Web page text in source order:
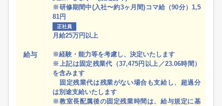
給与
※研修期間中(入社〜約3ヶ月間)コマ給（90分）1,5
81円
正社員
月給25万円以上
※経験・能力等を考慮し、決定いたします
※上記は固定残業代（37,475円以上／23.06時間）
を含みます
固定残業代は残業がない場合も支給し、超過分
は別途支給いたします
※教室長配属後の固定残業時間は、給与規定に基